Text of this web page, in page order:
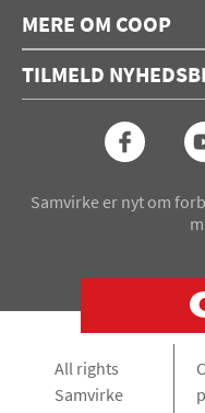
Forside
Opskrifter
Konkurrencer
MERE OM COOP
Annoncering
Coop medlem
TILMELD
Samvirke er nyt om
All rights
Samvirke